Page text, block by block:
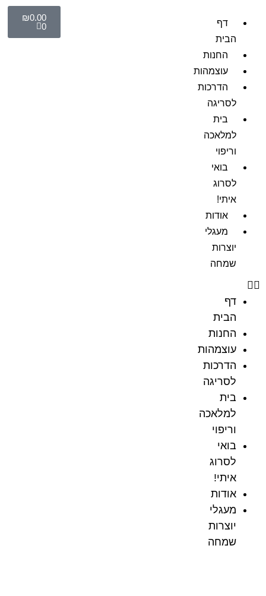
דף
הבית
החנות
עוצמהות
הדרכות
לסריגה
בית
למלאכה
וריפוי
בואי
לסרוג
איתי!
אודות
מעגלי
יוצרות
שמחה
דף
הבית
החנות
עוצמהות
הדרכות
לסריגה
בית
למלאכה
וריפוי
בואי
לסרוג
איתי!
אודות
מעגלי
יוצרות
שמחה
₪0.00
0